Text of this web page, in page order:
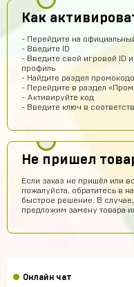
Как
- Перейдите на
- Введите ID
- Введите свой игровой ID
профиль
- Найдите раздел
- Перейдите в раздел
- Активируйте код
- Введите ключ в
Не пришел
Если заказ не пришёл или
пожалуйста, обратитесь в
быстрое решение. В
предложим замену товара
Онлайн чат
Egopkabossuk Dscraft
Топ4ik воще!)
Ilya
Подходит на ps4?
Айнур Кулиева
Акк пришел)))
Куда пришел?
ГК
Гоша Кемертелидзе
Я хз насчёт сайта.
обман, или нет
Daniel Abazov